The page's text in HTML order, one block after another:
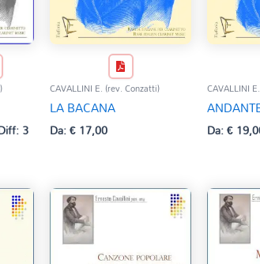
3
CAVALLINI E. (rev. Conzatti)
LA BACANA
Da:€17,00
CAVALLINI
Da:€